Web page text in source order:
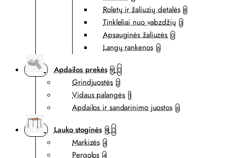
Roletų ir žaliuzių detalės 8
Tinkleliai nuo vabzdžių 3
Apsauginės žaliuzės 0
Langų rankenos 6
Apdailos prekės 9
Grindjuostės 2
Vidaus palangės 1
Apdailos ir sandarinimo juostos 6
Lauko stoginės 9
Markizės 4
Pergolos 4